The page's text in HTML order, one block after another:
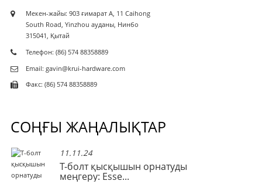
Мекен-жайы: 903 ғимарат A, 11 Caihong
South Road, Yinzhou ауданы, Нинбо
315041, Қытай
Телефон: (86) 574 88358889
Email: gavin@krui-hardware.com
Факс: (86) 574 88358889
СОҢҒЫ ЖАҢАЛЫҚТАР
11.11.24
Т-болт қысқышын орнатуды
меңгеру: Esse...